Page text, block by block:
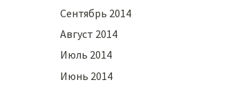
Сентябрь 2014
Август 2014
Июль 2014
Июнь 2014